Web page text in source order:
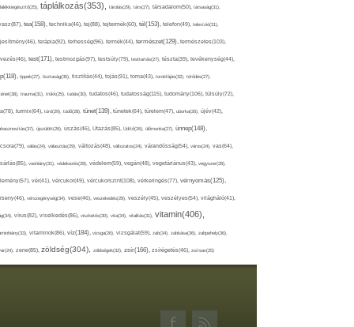
táplálkozás(353), tárolás(29), társ(27), társadalom(50), társaság(31),
tea(158), technika(46), tej(88), tejtermék(60), tél(153), telefon(49), televízió(31),
terápia(92), terhesség(96), termék(44), természet(129), természetes(103),
test(171), testmozgás(97), testsúly(79), testtartás(27), tészta(39), tevékenység(44),
tippek(27), tisztaság(35), tisztítás(44), tojás(91), torna(43), torokfájás(32), törődés(27),
trauma(31), trükk(25), tudás(30), tudatos(46), tudatosság(115), tudomány(106), túlsúly(72),
turmix(64), túró(29), tüdő(28), tünet(139), tünetek(64), türelem(47), uborka(26), újév(42),
újszülött(26), úszás(46), Utazás(85), Üdítő(26), ülőmunka(27), ünnep(148),
válás(24), választás(29), változás(48), változatos(24), várandósság(54), város(24), vas(64),
vashiány(31), védekezés(28), védelem(59), vegán(48), vegetáriánus(43), vegyszer(28),
vér(41), vércukor(49), vércukorszint(108), vérkeringés(77), vérnyomás(125),
vérszegénység(34), vese(46), veszekedés(29), veszély(45), veszélyes(54), világháló(41),
vírus(82), viselkedés(86), viszketés(30), vita(34), vitalitás(31), vitamin(406),
vitaminok(86), víz(184), vizsga(26), vizsgálat(59), zab(34), zabkása(36), zabpehely(36),
zene(85), zöldség(304), zöldségek(32), zsír(166), zsírégetés(46), zsírsav(25)